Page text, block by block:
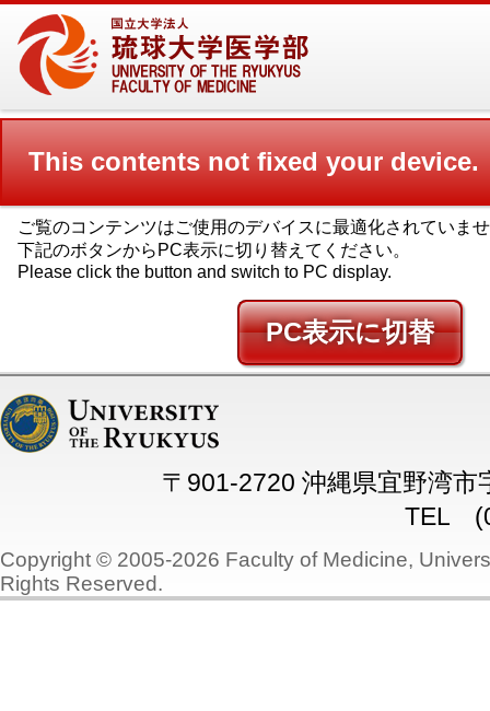
This contents not fixed your device.
ご覧のコンテンツはご使用のデバイスに最適化されていま
下記のボタンからPC表示に切り替えてください。
Please click the button and switch to PC display.
PC
〒901-2720 沖縄県宜野湾市
TEL
Copyright © 2005-2026 Faculty of Medicine,
Rights Reserved.